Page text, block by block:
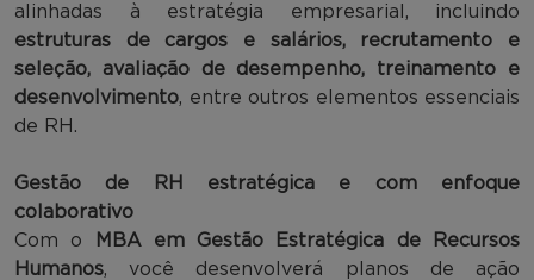
alinhadas à estratégia empresarial, incluindo
estruturas de cargos e salários, recrutamento e
seleção, avaliação de desempenho, treinamento e
desenvolvimento, entre outros elementos essenciais
de RH.
Gestão de RH estratégica e com enfoque
colaborativo
Com o
MBA em Gestão Estratégica de Recursos
Humanos, você desenvolverá planos de ação